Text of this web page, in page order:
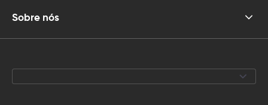
Sobre nós